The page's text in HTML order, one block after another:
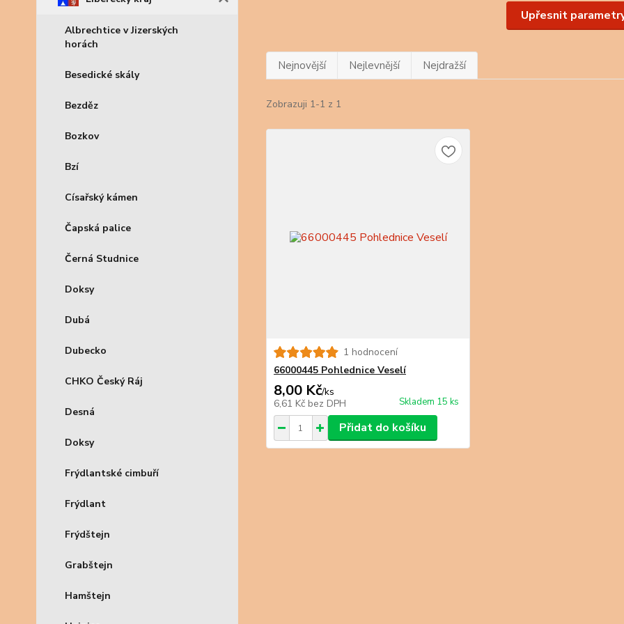
Albrechtice v Jizerských
horách
Besedické skály
Bezděz
Bozkov
Bzí
Císařský kámen
Čapská palice
Černá Studnice
Doksy
Dubá
Dubecko
CHKO Český Ráj
Desná
Doksy
Frýdlantské cimbuří
Frýdlant
Frýdštejn
Grabštejn
Hamštejn
Upřesnit
Nejnovější Nejlevnější Nejdražší
Zobrazuji 1-1 z 1
1 hodnocení
66000445 Pohlednice Veselí
8,00 Kč/ks
6,61 Kč bez DPH Skladem 15 ks
Přidat do košíku